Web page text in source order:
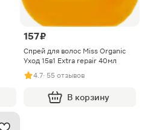
157 ₽
Спрей для волос Miss Organic
Уход 15в1 Extra repair 40мл
4.7· 55 отзывов
В корзину